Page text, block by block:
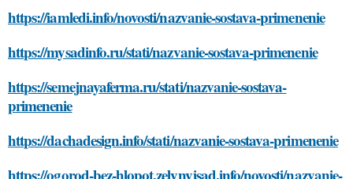
https://iamledi.info/novosti/nazvanie-sostava-primenenie
https://mysadinfo.ru/stati/nazvanie-sostava-primenenie
https://semejnayaferma.ru/stati/nazvanie-sostava-
primenenie
https://dachadesign.info/stati/nazvanie-sostava-primenenie
https://ogorod-bez-hlopot.zelynyjsad.info/novosti/nazvanie-